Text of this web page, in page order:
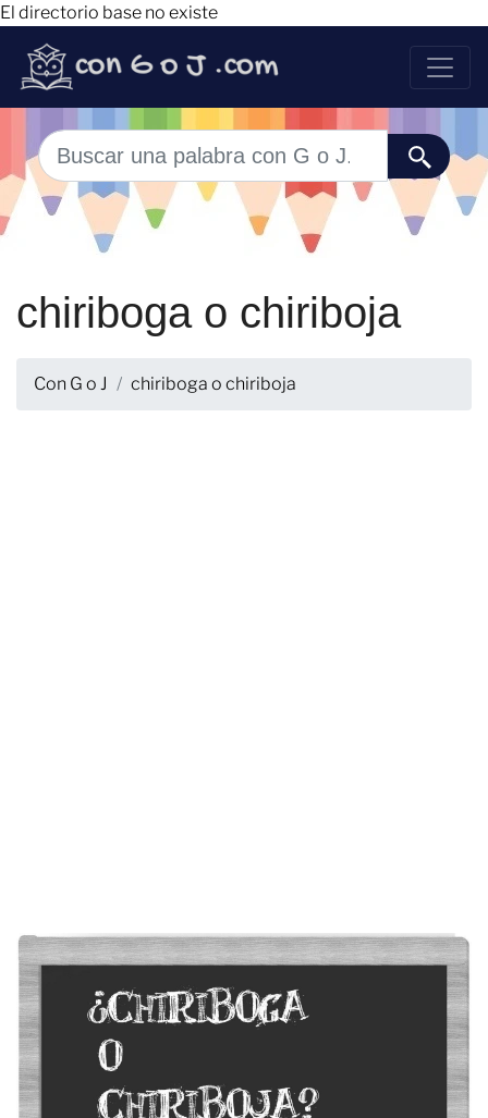
El directorio base no existe
chiriboga o chiriboja
Con G o J chiriboga o chiriboja